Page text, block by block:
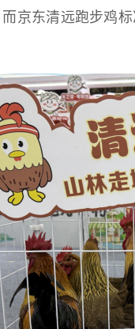
京东清远跑步鸡